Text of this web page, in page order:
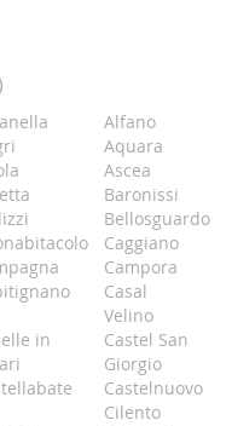
Alfano
Aquara
Ascea
Baronissi
Bellosguardo
Caggiano
Campora
Casal
Velino
in
Castel San
Giorgio
Castelnuovo
Cilento